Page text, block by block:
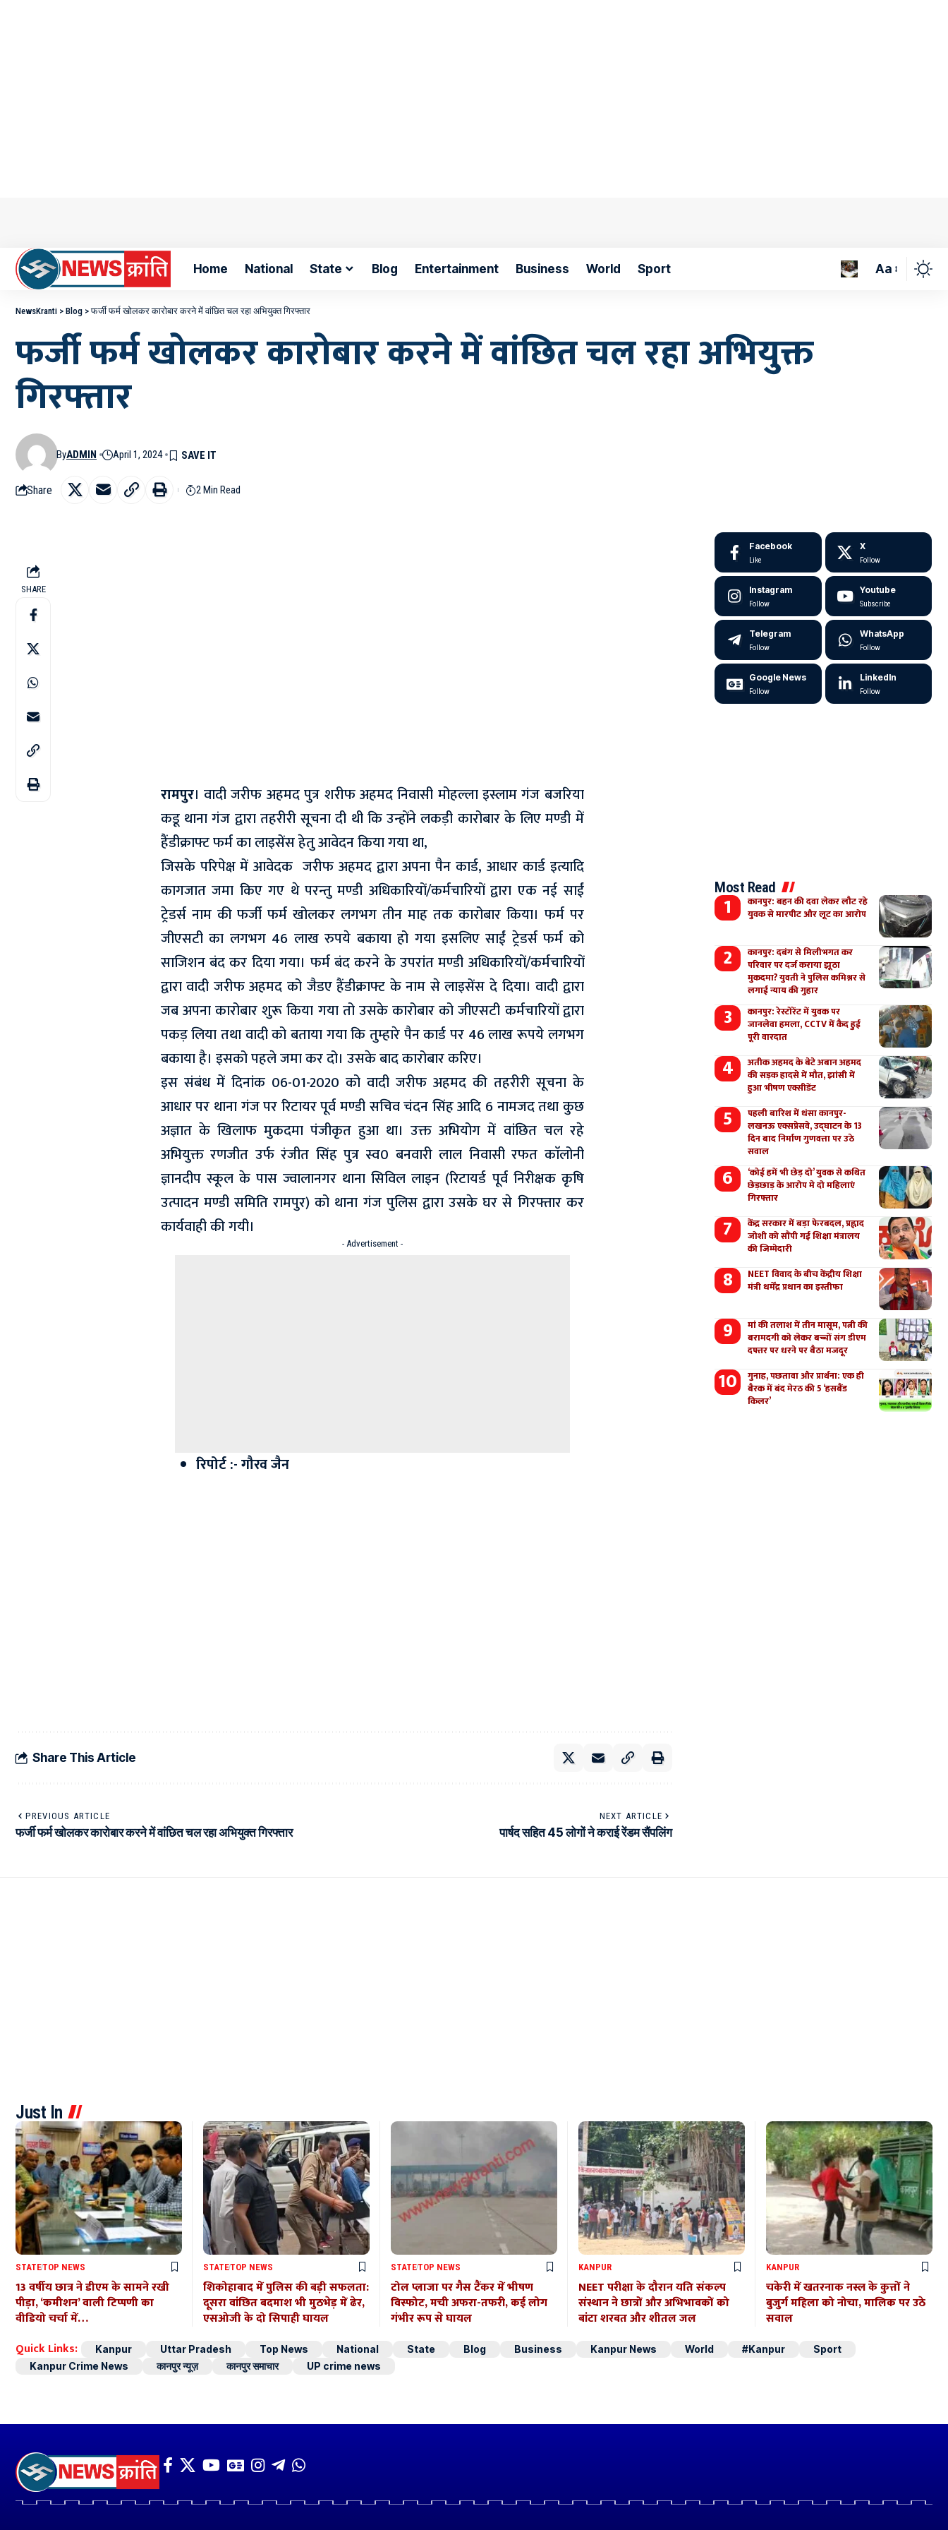
Home National State Blog Entertainment Business World Sport Aa
NewsKranti > Blog >फर्जी फर्म खोलकर कारोबार करने में वांछित चल रहा अभियुक्त गिरफ्तार
फर्जी फर्म खोलकर कारोबार करने में वांछित चल रहा अभियुक्त
गिरफ्तार
ByADMIN April 1, 2024
Share 2 Min Read
SHARE
रामपुर। वादी जरीफ अहमद पुत्र शरीफ अहमद निवासी मोहल्ला इस्लाम गंज बजरिया
कडू थाना गंज द्वारा तहरीरी सूचना दी थी कि उन्होंने लकड़ी कारोबार के लिए मण्डी में
हैंडीक्राफ्ट फर्म का लाइसेंस हेतु आवेदन किया गया था,
जिसके परिपेक्ष में आवेदक जरीफ अहमद द्वारा अपना पैन कार्ड, आधार कार्ड इत्यादि
कागजात जमा किए गए थे परन्तु मण्डी अधिकारियों/कर्मचारियों द्वारा एक नई साईं
ट्रेडर्स नाम की फर्जी फर्म खोलकर लगभग तीन माह तक कारोबार किया। फर्म पर
जीएसटी का लगभग 46 लाख रुपये बकाया हो गया इसलिए साईं ट्रेडर्स फर्म को
साजिशन बंद कर दिया गया। फर्म बंद करने के उपरांत मण्डी अधिकारियों/कर्मचारियों
द्वारा वादी जरीफ अहमद को जैडए हैंडीक्राफ्ट के नाम से लाइसेंस दे दिया। वादी द्वारा
जब अपना कारोबार शुरू किया गया तो उसके कारोबार को जीएसटी कर्मचारियों द्वारा
पकड़ लिया तथा वादी को बताया गया कि तुम्हारे पैन कार्ड पर 46 लाख रूपये लगभग
बकाया है। इसको पहले जमा कर दो। उसके बाद कारोबार करिए।
इस संबंध में दिनांक 06-01-2020 को वादी जरीफ अहमद की तहरीरी सूचना के
आधार पर थाना गंज पर रिटायर पूर्व मण्डी सचिव चंदन सिंह आदि 6 नामजद तथा कुछ
अज्ञात के खिलाफ मुकदमा पंजीकृत हुआ था। उक्त अभियोग में वांछित चल रहे
अभियुक्त रणजीत उर्फ रंजीत सिंह पुत्र स्व0 बनवारी लाल निवासी रफत काॅलोनी
ज्ञानदीप स्कूल के पास ज्वालानगर थाना सिविल लाइन (रिटायर्ड पूर्व निरीक्षक कृषि
उत्पादन मण्डी समिति रामपुर) को थाना गंज पुलिस द्वारा उसके घर से गिरफ्तार कर
कार्यवाही की गयी।
- Advertisement -
रिपोर्ट :- गौरव जैन
Share This Article
PREVIOUS ARTICLE
फर्जी फर्म खोलकर कारोबार करने में वांछित चल रहा अभियुक्त गिरफ्तार
NEXT ARTICLE
पार्षद सहित 45 लोगों ने कराई रेंडम सैंपलिंग
Facebook
Like
X
Follow
Instagram
Follow
Youtube
Subscribe
Telegram
Follow
WhatsApp
Follow
Google News
Follow
LinkedIn
Follow
Most Read
कानपुर: बहन की दवा लेकर लौट रहे
युवक से मारपीट और लूट का आरोप
कानपुर: दबंग से मिलीभगत कर
परिवार पर दर्ज कराया झूठा
मुकदमा? युवती ने पुलिस कमिश्नर से
लगाई न्याय की गुहार
कानपुर: रेस्टोरेंट में युवक पर
जानलेवा हमला, CCTV में कैद हुई
पूरी वारदात
अतीक अहमद के बेटे अबान अहमद
की सड़क हादसे में मौत, झांसी में
हुआ भीषण एक्सीडेंट
पहली बारिश में धंसा कानपुर-
लखनऊ एक्सप्रेसवे, उद्घाटन के 13
दिन बाद निर्माण गुणवत्ता पर उठे
सवाल
‘कोई हमें भी छेड़ दो’ युवक से कथित
छेड़छाड़ के आरोप मे दो महिलाएं
गिरफ्तार
केंद्र सरकार में बड़ा फेरबदल, प्रह्लाद
जोशी को सौंपी गई शिक्षा मंत्रालय
की जिम्मेदारी
NEET विवाद के बीच केंद्रीय शिक्षा
मंत्री धर्मेंद्र प्रधान का इस्तीफा
मां की तलाश में तीन मासूम, पत्नी की
बरामदगी को लेकर बच्चों संग डीएम
दफ्तर पर धरने पर बैठा मजदूर
गुनाह, पछतावा और प्रार्थना: एक ही
बैरक में बंद मेरठ की 5 ‘हसबैंड
किलर’
Just In
STATETOP NEWS
13 वर्षीय छात्र ने डीएम के सामने रखी
पीड़ा, ‘कमीशन’ वाली टिप्पणी का
वीडियो चर्चा में…
STATETOP NEWS
शिकोहाबाद में पुलिस की बड़ी सफलता:
दूसरा वांछित बदमाश भी मुठभेड़ में ढेर,
एसओजी के दो सिपाही घायल
STATETOP NEWS
टोल प्लाजा पर गैस टैंकर में भीषण
विस्फोट, मची अफरा-तफरी, कई लोग
गंभीर रूप से घायल
KANPUR
NEET परीक्षा के दौरान यति संकल्प
संस्थान ने छात्रों और अभिभावकों को
बांटा शरबत और शीतल जल
KANPUR
चकेरी में खतरनाक नस्ल के कुत्तों ने
बुजुर्ग महिला को नोचा, मालिक पर उठे
सवाल
Quick Links:
Kanpur Uttar Pradesh Top News National State Blog Business Kanpur News World #Kanpur
Sport
Kanpur Crime News
कानपुर न्यूज़ कानपुर समाचार UP crime news